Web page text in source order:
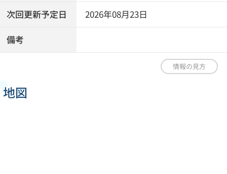
次回更新予定日 2026年08月23日
備考
情報の見方
地図